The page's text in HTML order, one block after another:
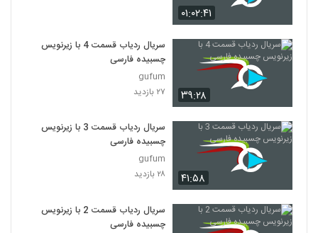
۰۱:۰۲:۴۱
۳۹:۲۸
سریال ردیاب قسمت 4 با زیرنویس
چسبیده فارسی
gufum
۲۷ بازدید
۴۱:۵۸
سریال ردیاب قسمت 3 با زیرنویس
چسبیده فارسی
gufum
۲۸ بازدید
سریال ردیاب قسمت 2 با زیرنویس
چسبیده فارسی